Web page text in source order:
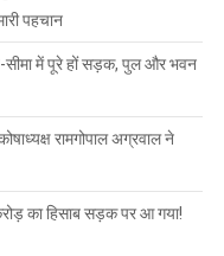
पहचान
में पूरे हों सड़क, पुल और भवन
रामगोपाल अग्रवाल ने
का हिसाब सड़क पर आ गया!